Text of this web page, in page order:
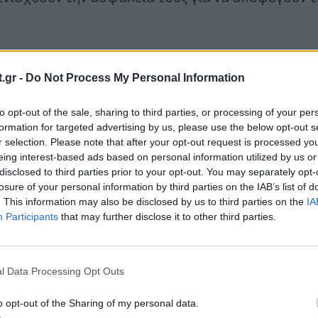
- Do Not Process My Personal Information
opt-out of the sale, sharing to third parties, or processing of your
for targeted advertising by us, please use the below opt-out
selection. Please note that after your opt-out request is processed
interest-based ads based on personal information utilized by us
to third parties prior to your opt-out. You may separately
of your personal information by third parties on the IAB’s list of
This information may also be disclosed by us to third parties on the
Participants that may further disclose it to other third parties.
Data Processing Opt Outs
opt-out of the Sharing of my personal data.
ταχύτητα; Ξέρετε, αυτές οι έξυπνες
για να κλέβουν session cookies
,
ransomware να αποκτούν πρόσβαση στους
για κωδικούς 2FA.
απειλών τηςOntinue από τις 25
«Το τοπίο των κυβερνοαπειλών δεν
να εκμεταλλεύονται τεχνητή νοημοσύνη,
εργαλεία λογισμικού για να παρακάμπτουν